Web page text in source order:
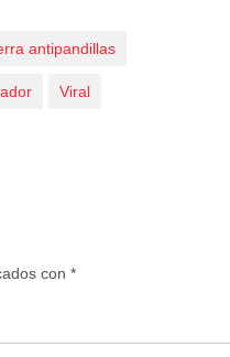
antipandillas
Viral
con *